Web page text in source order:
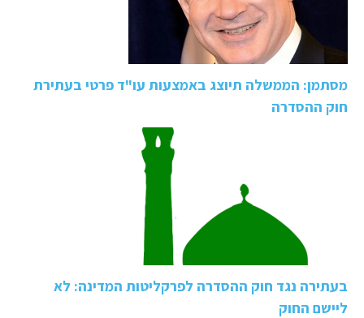
מסתמן: הממשלה תיוצג באמצעות עו"ד פרטי בעתירת
חוק ההסדרה
בעתירה נגד חוק ההסדרה לפרקליטות המדינה: לא
ליישם החוק